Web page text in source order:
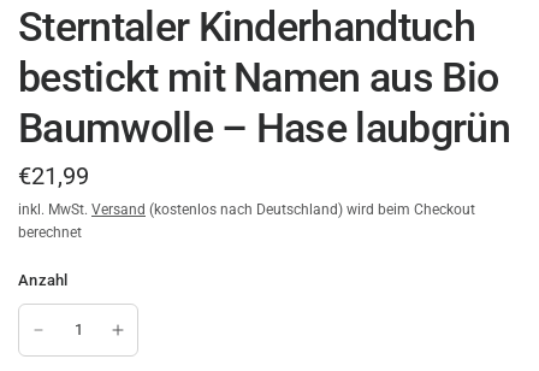
Sterntaler Kinderhandtuch
bestickt mit Namen aus Bio
Baumwolle – Hase laubgrün
€21,99
inkl. MwSt. Versand (kostenlos nach Deutschland) wird beim Checkout
berechnet
Anzahl